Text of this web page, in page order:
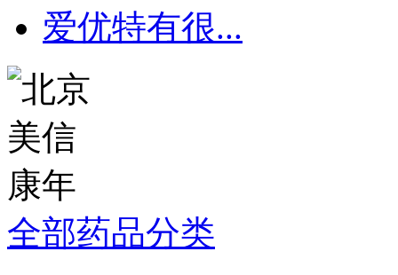
爱优特有很...
全部药品分类